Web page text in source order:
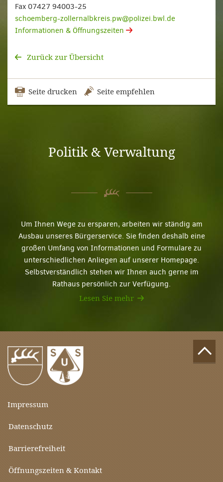
Fax 07427 94003-25
schoemberg-zollernalbkreis.pw@polizei.bwl.de
Informationen & Öffnungszeiten
Zurück zur Übersicht
Seite drucken Seite empfehlen
Politik & Verwaltung
Um Ihnen Wege zu ersparen, arbeiten wir ständig am
Ausbau unseres Bürgerservice. Sie finden deshalb eine
großen Umfang von Informationen und Formulare zu
unterschiedlichen Anliegen auf unserer Homepage.
Selbstverständlich stehen wir Ihnen auch gerne im
Rathaus persönlich zur Verfügung.
Lesen Sie mehr
Impressum
Datenschutz
Barrierefreiheit
Öffnungszeiten & Kontakt